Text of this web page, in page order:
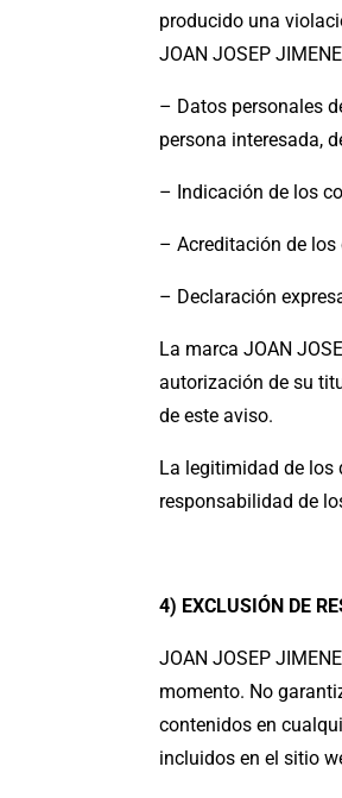
producido una
JOAN JOSEP
– Datos personales
persona interesada,
– Indicación de los
– Acreditación de
– Declaración
La marca JOAN
autorización de su
de este aviso.
La legitimidad de los
responsabilidad de
4) EXCLUSIÓN DE
JOAN JOSEP
momento. No
contenidos en
incluidos en el sitio